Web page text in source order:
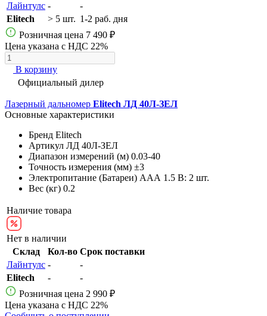
Лайнтулс -
-
Elitech
> 5 шт. 1-2 раб. дня
Розничная цена 7 490 ₽
Цена указана с НДС 22%
В корзину
Официальный дилер
Лазерный дальномер Elitech ЛД 40Л-ЗЕЛ
Основные характеристики
Бренд Elitech
Артикул ЛД 40Л-ЗЕЛ
Диапазон измерений (м) 0.03-40
Точность измерения (мм) ±3
Электропитание (Батареи) AAА 1.5 В: 2 шт.
Вес (кг) 0.2
Наличие товара
Нет в наличии
Склад
Кол-во Срок поставки
Лайнтулс -
-
Elitech
-
-
Розничная цена 2 990 ₽
Цена указана с НДС 22%